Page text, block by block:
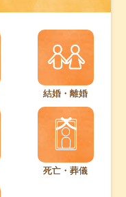
結婚・離婚
死亡・葬儀